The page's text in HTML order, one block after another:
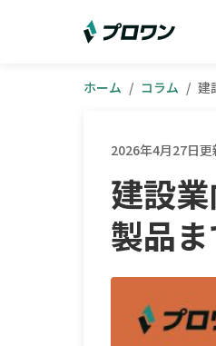
ホーム / コラム / 建
2026年4月27日更
建設
製品